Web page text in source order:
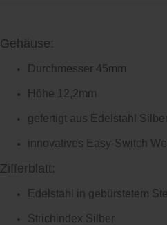
Gehäuse:
Durchmesser 45mm
Höhe 12,2mm
gefertigt aus Edelstahl
innovatives Easy-Switch
Zifferblatt:
Edelstahl in gebürstetem
Strichindex Silber